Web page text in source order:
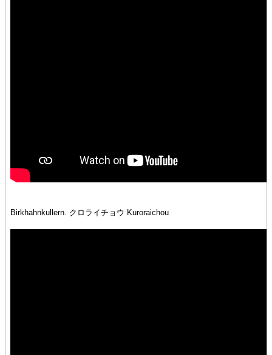
Birkhahnkullern. クロライチョウ Kuroraichou